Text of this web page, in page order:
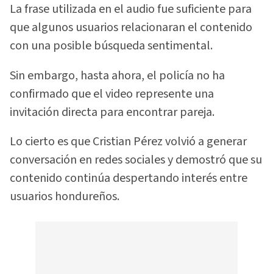
La frase utilizada en el audio fue suficiente para
que algunos usuarios relacionaran el contenido
con una posible búsqueda sentimental.
Sin embargo, hasta ahora, el policía no ha
confirmado que el video represente una
invitación directa para encontrar pareja.
Lo cierto es que Cristian Pérez volvió a generar
conversación en redes sociales y demostró que su
contenido continúa despertando interés entre
usuarios hondureños.